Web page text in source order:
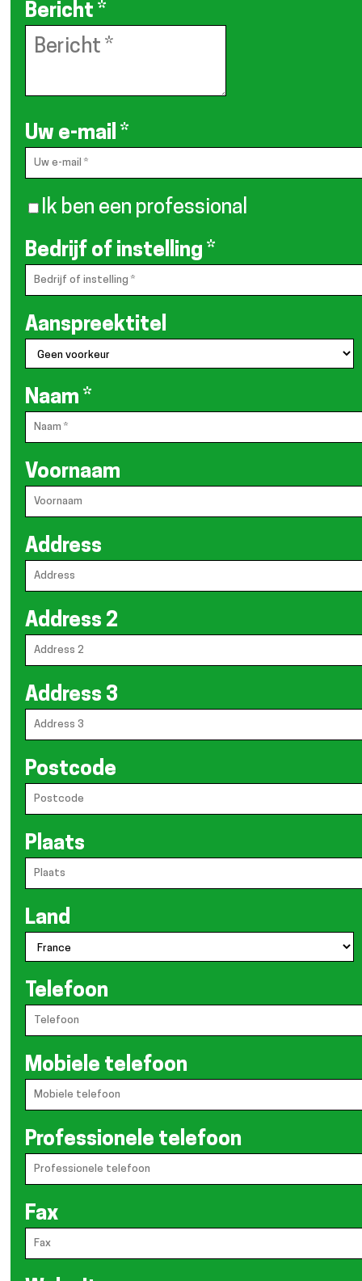
Bericht *
Uw e-mail *
Ik ben een professional
Bedrijf of instelling *
Aanspreektitel
Naam *
Voornaam
Address
Address 2
Address 3
Postcode
Plaats
Land
Telefoon
Mobiele telefoon
Professionele telefoon
Fax